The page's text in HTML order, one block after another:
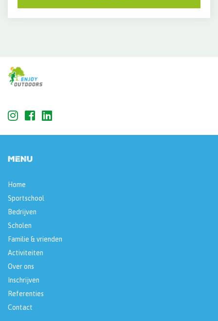
MENU
Home
Sportschool
Bedrijven
Scholen
Familie & vrienden
Activiteiten
Over ons
Inschrijven
Referenties
Contact